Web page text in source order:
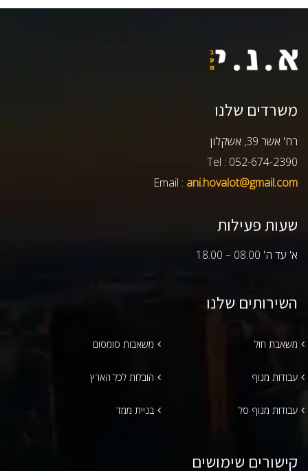
משרדים שלנו
רח' אשר 39, אשקלון
Tel : 052-674-2390
Email : ani.hovalot@gmail.com
שעות פעילות
א' עד ה' 08.00 – 18.00
השירותים שלנו
משאבת חול משאבות סומסום
עבודות מנוף הובלות לכל הארץ
עבודות מנוף סל בניית ממד
קישורים שימושים